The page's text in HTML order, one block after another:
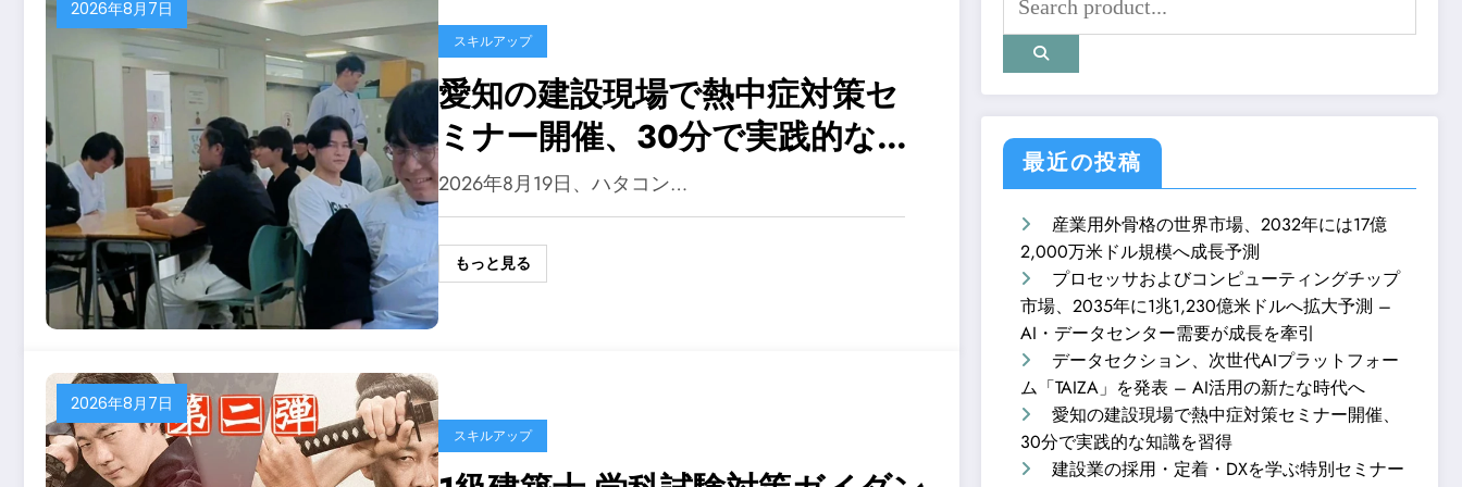
2026年8月7日
スキルアップ
愛知の建設現場で熱中症対策セ
ミナー開催、30分で実践的な知
識を習得
2026年8月19日、ハタコン…
もっと見る
2026年8月7日
スキルアップ
最近の投稿
産業用外骨格の世界市場、2032年には17億
2,000万米ドル規模へ成長予測
プロセッサおよびコンピューティングチップ
市場、2035年に1兆1,230億米ドルへ拡大予測 –
AI・データセンター需要が成長を牽引
データセクション、次世代AIプラットフォー
ム「TAIZA」を発表 – AI活用の新たな時代へ
愛知の建設現場で熱中症対策セミナー開催、
30分で実践的な知識を習得
建設業の採用・定着・DXを学ぶ特別セミナー